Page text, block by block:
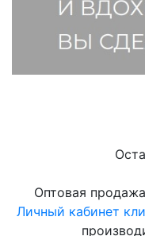
Оптовая
Личный кабинет